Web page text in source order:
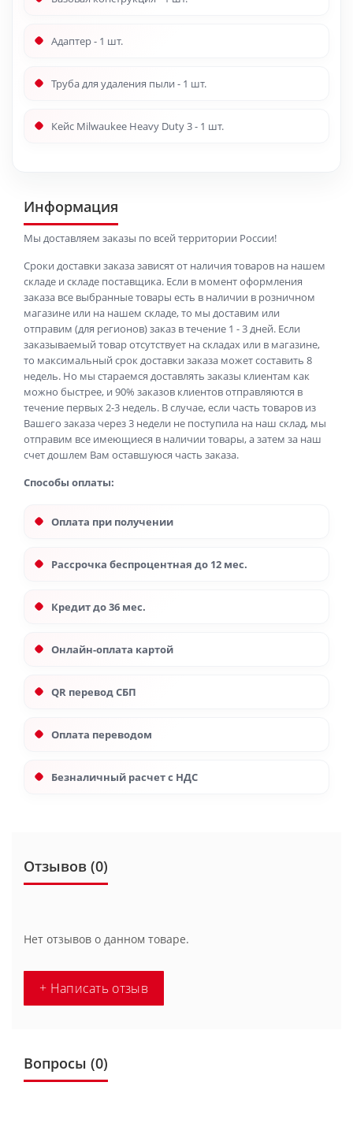
Адаптер - 1 шт.
Труба для удаления пыли - 1 шт.
Кейс Milwaukee Heavy Duty 3 - 1 шт.
Информация
Мы доставляем заказы по всей территории России!
Сроки доставки заказа зависят от наличия товаров на нашем
складе и складе поставщика. Если в момент оформления
заказа все выбранные товары есть в наличии в розничном
магазине или на нашем складе, то мы доставим или
отправим (для регионов) заказ в течение 1 - 3 дней. Если
заказываемый товар отсутствует на складах или в магазине,
то максимальный срок доставки заказа может составить 8
недель. Но мы стараемся доставлять заказы клиентам как
можно быстрее, и 90% заказов клиентов отправляются в
течение первых 2-3 недель. В случае, если часть товаров из
Вашего заказа через 3 недели не поступила на наш склад, мы
отправим все имеющиеся в наличии товары, а затем за наш
счет дошлем Вам оставшуюся часть заказа.
Способы оплаты:
Оплата при получении
Рассрочка беспроцентная до 12 мес.
Кредит до 36 мес.
Онлайн-оплата картой
QR перевод СБП
Оплата переводом
Безналичный расчет с НДС
Отзывов (0)
Нет отзывов о данном товаре.
+ Написать отзыв
Вопросы (0)